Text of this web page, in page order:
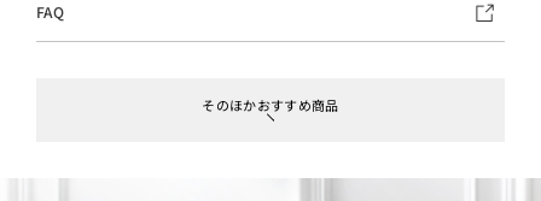
FAQ
そのほかおすすめ商品